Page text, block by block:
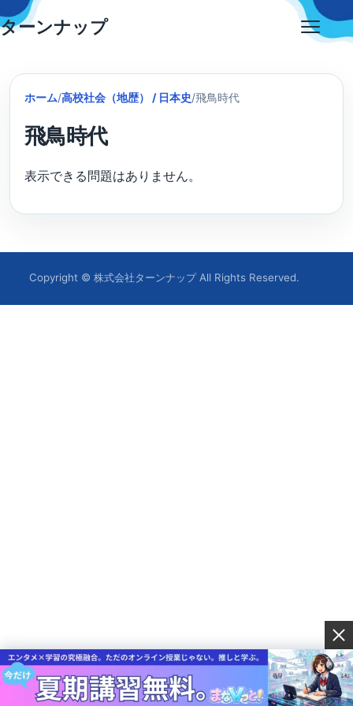
Skip
to
ターンナップ
ホーム/高校社会（地歴） / 日本史/飛鳥時代
飛鳥時代
表示できる問題はありません。
Copyright © 株式会社ターンナップ All Rights Reserved.